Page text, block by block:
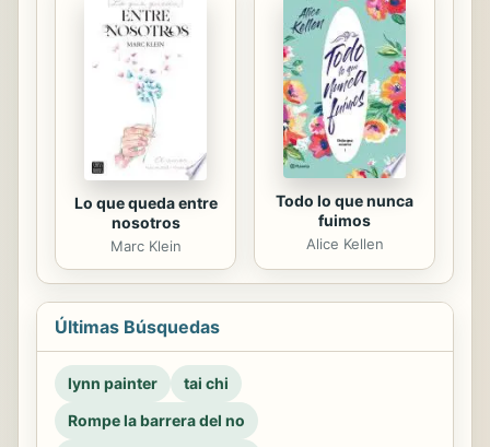
Lo que queda entre
nosotros
Marc Klein
Todo lo que nunca
fuimos
Alice Kellen
Últimas Búsquedas
lynn painter
tai chi
Rompe la barrera del no